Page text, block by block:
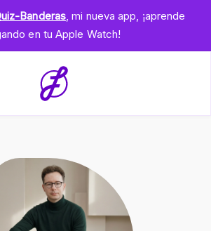
Banderas, mi nueva app, ¡aprende
en tu Apple Watch!